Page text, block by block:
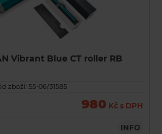
Vibrant Blue CT roller RB
zboží: 55-06/31585
980 Kč s DPH
INFO